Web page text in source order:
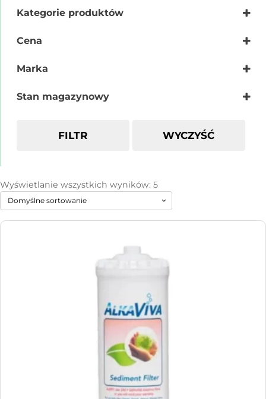
Kategorie produktów
Filtry do jonizatorów wody Jupiter
Cena
Marka
Stan magazynowy
FILTR WYCZYŚĆ
Wyświetlanie wszystkich wyników: 5